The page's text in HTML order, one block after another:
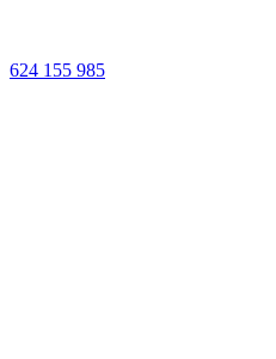
624 155 985